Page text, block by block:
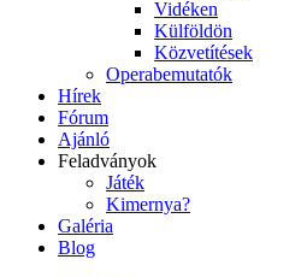
Vidéken
Külföldön
Közvetítések
Operabemutatók
Hírek
Fórum
Ajánló
Feladványok
Játék
Kimernya?
Galéria
Blog